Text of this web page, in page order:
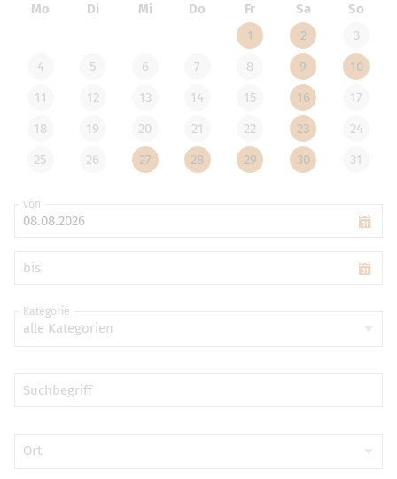
Mo
Di Mi Do Fr Sa
So
1
2
3
4
5 6 7 8 9
10
11
12 13 14 15 16
17
18
19 20 21 22 23
24
25
26 27 28 29 30 31
von
bis
alle Kategorien
Kategorie
Suchbegriff
Ort